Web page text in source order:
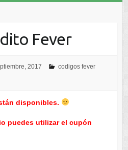
Fever
2017
codigos fever
disponibles.
puedes utilizar el cupón